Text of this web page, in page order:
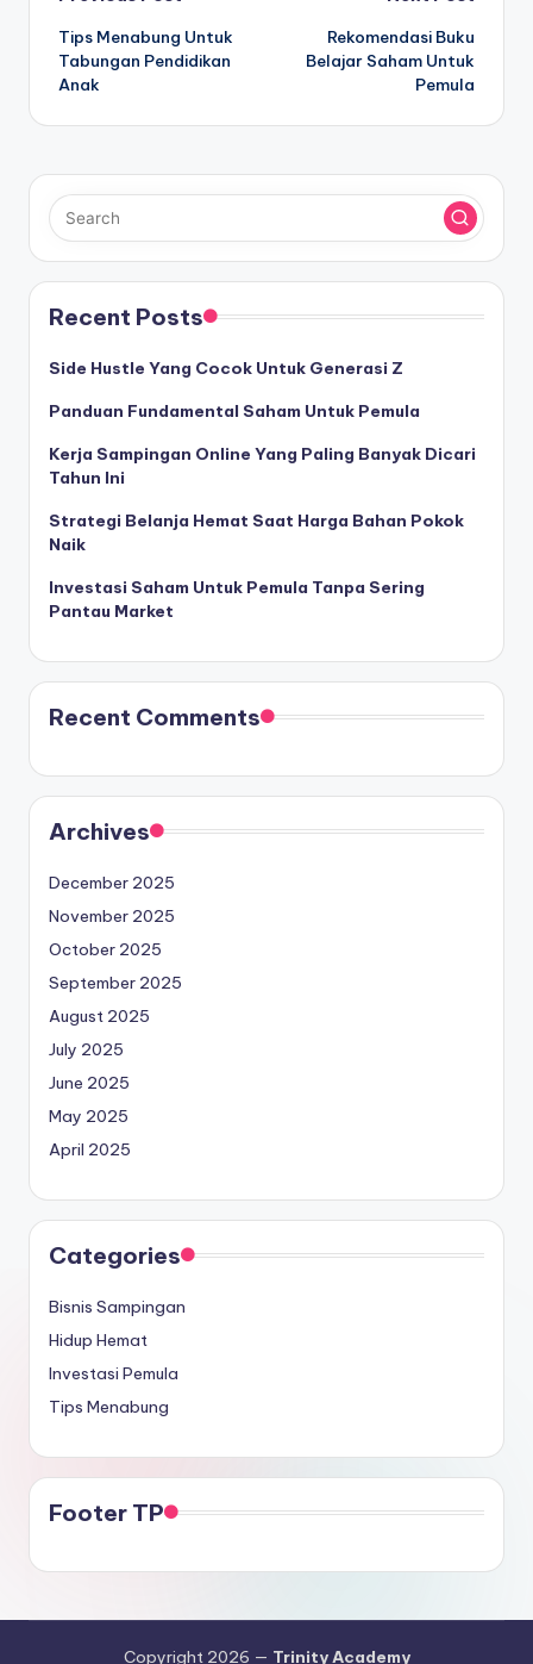
navigation
Tips Menabung Untuk
Tabungan Pendidikan
Anak
Rekomendasi Buku
Belajar Saham Untuk
Pemula
Recent Posts
Side Hustle Yang Cocok Untuk Generasi Z
Panduan Fundamental Saham Untuk Pemula
Kerja Sampingan Online Yang Paling Banyak Dicari
Tahun Ini
Strategi Belanja Hemat Saat Harga Bahan Pokok
Naik
Investasi Saham Untuk Pemula Tanpa Sering
Pantau Market
Recent Comments
Archives
December 2025
November 2025
October 2025
September 2025
August 2025
July 2025
June 2025
May 2025
April 2025
Categories
Bisnis Sampingan
Hidup Hemat
Investasi Pemula
Tips Menabung
Footer TP
Copyright 2026 — Trinity Academy